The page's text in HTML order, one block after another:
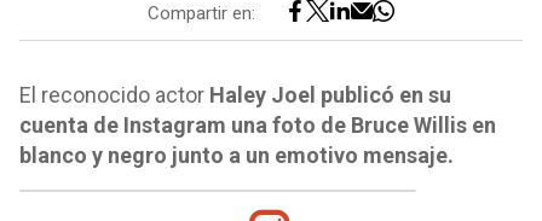
Compartir en:
El reconocido actor Haley Joel publicó en su
cuenta de Instagram una foto de Bruce Willis en
blanco y negro junto a un emotivo mensaje.